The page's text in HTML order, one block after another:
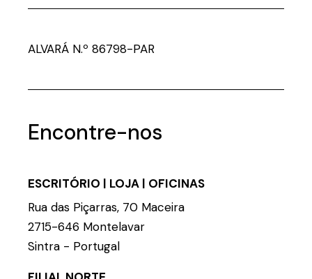
ALVARÁ N.º 86798-PAR
Encontre-nos
ESCRITÓRIO | LOJA | OFICINAS
Rua das Piçarras, 70 Maceira
2715-646 Montelavar
Sintra - Portugal